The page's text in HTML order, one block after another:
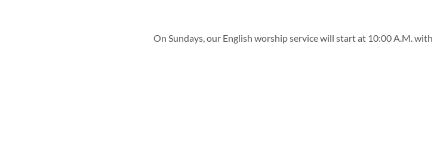
On Sundays, our English worship service will start at 10:00 A.M.